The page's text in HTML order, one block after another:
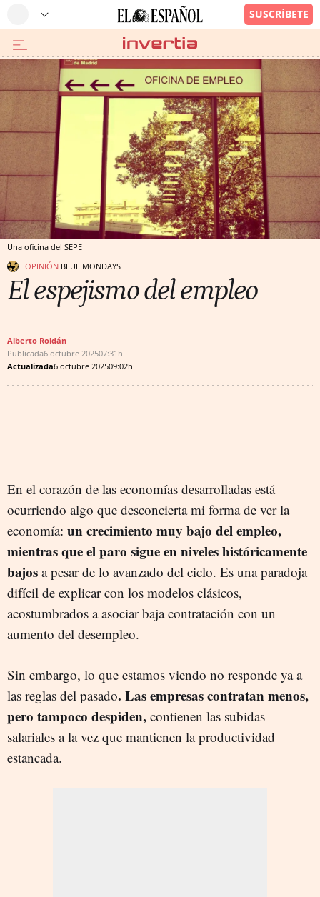
Una oficina del SEPE
OPINIÓN BLUE MONDAYS
El espejismo del empleo
Alberto Roldán
Publicada6 octubre 202507:31h
Actualizada6 octubre 202509:02h
En el corazón de las economías desarrolladas está
ocurriendo algo que desconcierta mi forma de ver la
economía: un crecimiento muy bajo del empleo,
mientras que el paro sigue en niveles históricamente
bajos a pesar de lo avanzado del ciclo. Es una paradoja
difícil de explicar con los modelos clásicos,
acostumbrados a asociar baja contratación con un
aumento del desempleo.
Sin embargo, lo que estamos viendo no responde ya a
las reglas del pasado. Las empresas contratan menos,
pero tampoco despiden, contienen las subidas
salariales a la vez que mantienen la productividad
estancada.